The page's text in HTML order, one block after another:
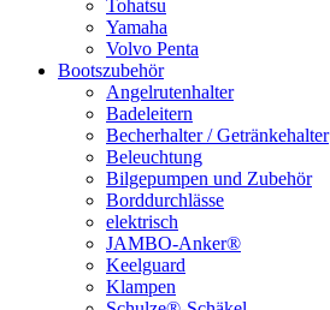
Tohatsu
Yamaha
Volvo Penta
Bootszubehör
Angelrutenhalter
Badeleitern
Becherhalter / Getränkehalter
Beleuchtung
Bilgepumpen und Zubehör
Borddurchlässe
elektrisch
JAMBO-Anker®
Keelguard
Klampen